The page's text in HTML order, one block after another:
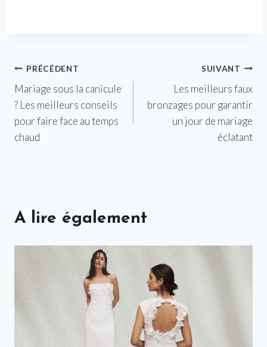
Navigation
de
l’article
PRÉCÉDENT
Mariage sous la canicule
? Les meilleurs conseils
pour faire face au temps
chaud
SUIVANT
Les meilleurs faux
bronzages pour garantir
un jour de mariage
éclatant
A lire également